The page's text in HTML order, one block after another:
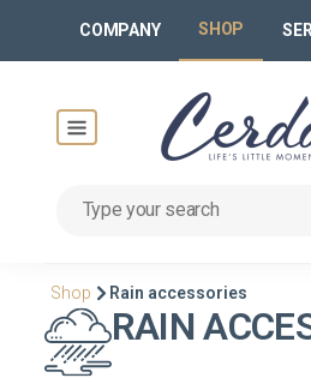
COMPANY SHOP
Shop Rain accessories
RAIN